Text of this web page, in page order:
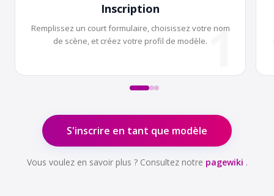
Inscription
Remplissez un court formulaire, choisissez votre nom
de scène, et créez votre profil de modèle.1
S'inscrire en tant que modèle
Vous voulez en savoir plus ? Consultez notre pagewiki .